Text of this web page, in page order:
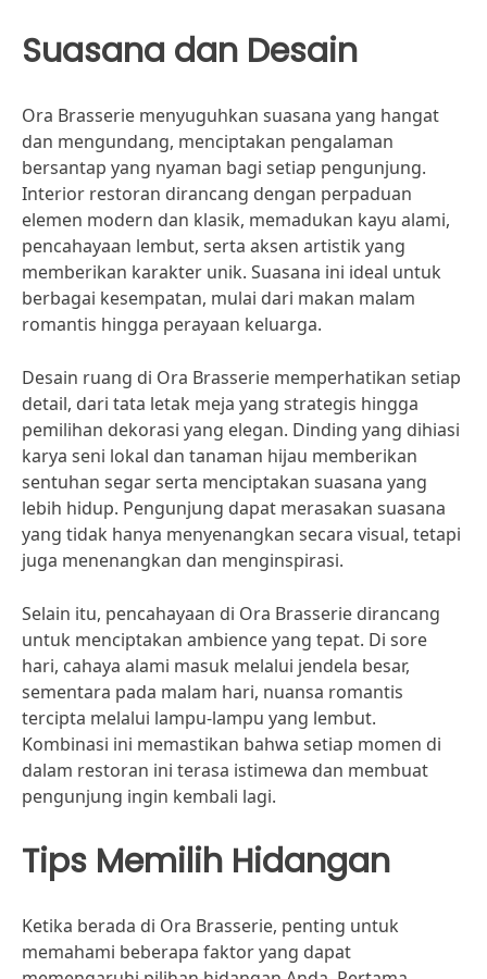
Suasana dan Desain
Ora Brasserie menyuguhkan suasana yang hangat
dan mengundang, menciptakan pengalaman
bersantap yang nyaman bagi setiap pengunjung.
Interior restoran dirancang dengan perpaduan
elemen modern dan klasik, memadukan kayu alami,
pencahayaan lembut, serta aksen artistik yang
memberikan karakter unik. Suasana ini ideal untuk
berbagai kesempatan, mulai dari makan malam
romantis hingga perayaan keluarga.
Desain ruang di Ora Brasserie memperhatikan setiap
detail, dari tata letak meja yang strategis hingga
pemilihan dekorasi yang elegan. Dinding yang dihiasi
karya seni lokal dan tanaman hijau memberikan
sentuhan segar serta menciptakan suasana yang
lebih hidup. Pengunjung dapat merasakan suasana
yang tidak hanya menyenangkan secara visual, tetapi
juga menenangkan dan menginspirasi.
Selain itu, pencahayaan di Ora Brasserie dirancang
untuk menciptakan ambience yang tepat. Di sore
hari, cahaya alami masuk melalui jendela besar,
sementara pada malam hari, nuansa romantis
tercipta melalui lampu-lampu yang lembut.
Kombinasi ini memastikan bahwa setiap momen di
dalam restoran ini terasa istimewa dan membuat
pengunjung ingin kembali lagi.
Tips Memilih Hidangan
Ketika berada di Ora Brasserie, penting untuk
memahami beberapa faktor yang dapat